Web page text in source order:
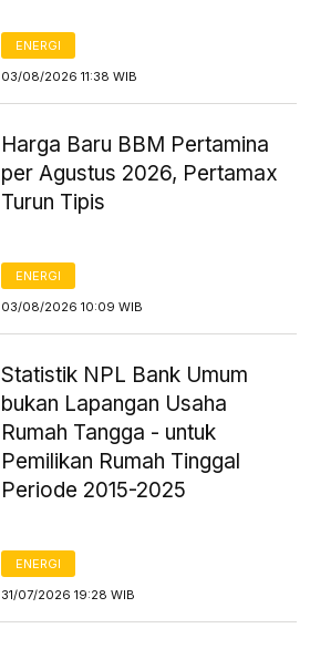
ENERGI
03/08/2026 11:38 WIB
Harga Baru BBM Pertamina
per Agustus 2026, Pertamax
Turun Tipis
ENERGI
03/08/2026 10:09 WIB
Statistik NPL Bank Umum
bukan Lapangan Usaha
Rumah Tangga - untuk
Pemilikan Rumah Tinggal
Periode 2015-2025
ENERGI
31/07/2026 19:28 WIB